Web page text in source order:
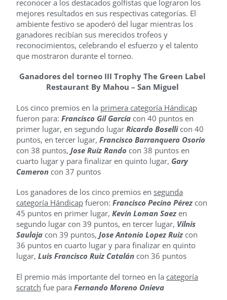
reconocer a los destacados golfistas que lograron los
mejores resultados en sus respectivas categorías. El
ambiente festivo se apoderó del lugar mientras los
ganadores recibían sus merecidos trofeos y
reconocimientos, celebrando el esfuerzo y el talento
que mostraron durante el torneo.
Ganadores del torneo III Trophy The Green Label
Restaurant By Mahou – San Miguel
Los cinco premios en la primera categoría Hándicap
fueron para: Francisco Gil García con 40 puntos en
primer lugar, en segundo lugar Ricardo Bosellicon 40
puntos, en tercer lugar, Francisco Barranquero Osorio
con 38 puntos, Jose Ruiz Rando con 38 puntos en
cuarto lugar y para finalizar en quinto lugar, Gary
Cameron con 37 puntos
Los ganadores de los cinco premios en segunda
categoría Hándicap fueron: Francisco Pecino Pérez con
45 puntos en primer lugar, Kevin Loman Saez en
segundo lugar con 39 puntos, en tercer lugar, Vilnis
Saulaja con 39 puntos, Jose Antonio Lopez Ruiz con
36 puntos en cuarto lugar y para finalizar en quinto
lugar, Luis Francisco Ruiz Catalán con 36 puntos
El premio más importante del torneo en la categoría
scratch fue para Fernando Moreno Onieva